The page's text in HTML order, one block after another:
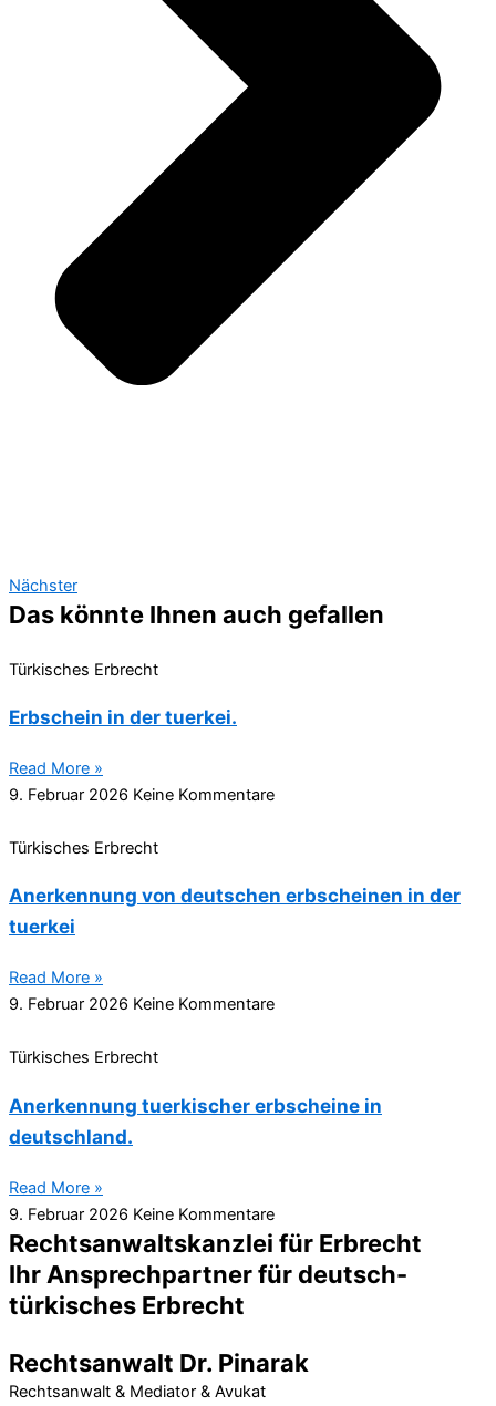
Nächster
Das könnte Ihnen auch gefallen
Türkisches Erbrecht
Erbschein in der tuerkei.
Read More »
9. Februar 2026 Keine Kommentare
Türkisches Erbrecht
Anerkennung von deutschen erbscheinen in der
tuerkei
Read More »
9. Februar 2026 Keine Kommentare
Türkisches Erbrecht
Anerkennung tuerkischer erbscheine in
deutschland.
Read More »
9. Februar 2026 Keine Kommentare
Rechtsanwaltskanzlei für Erbrecht
Ihr Ansprechpartner für deutsch-
türkisches Erbrecht
Rechtsanwalt Dr. Pinarak
Rechtsanwalt & Mediator & Avukat